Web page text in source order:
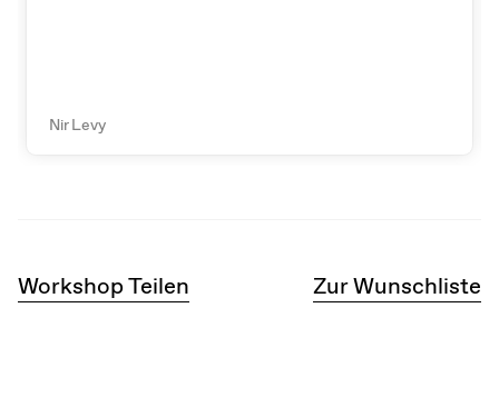
Nir Levy
Workshop Teilen Zur Wunschliste